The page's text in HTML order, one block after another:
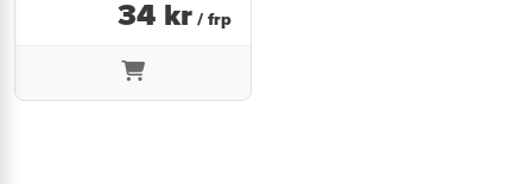
34 kr / frp